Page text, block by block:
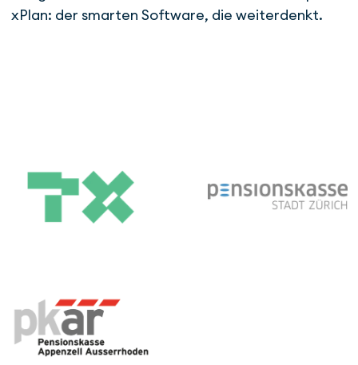
xPlan: der smarten Software, die weiterdenkt.